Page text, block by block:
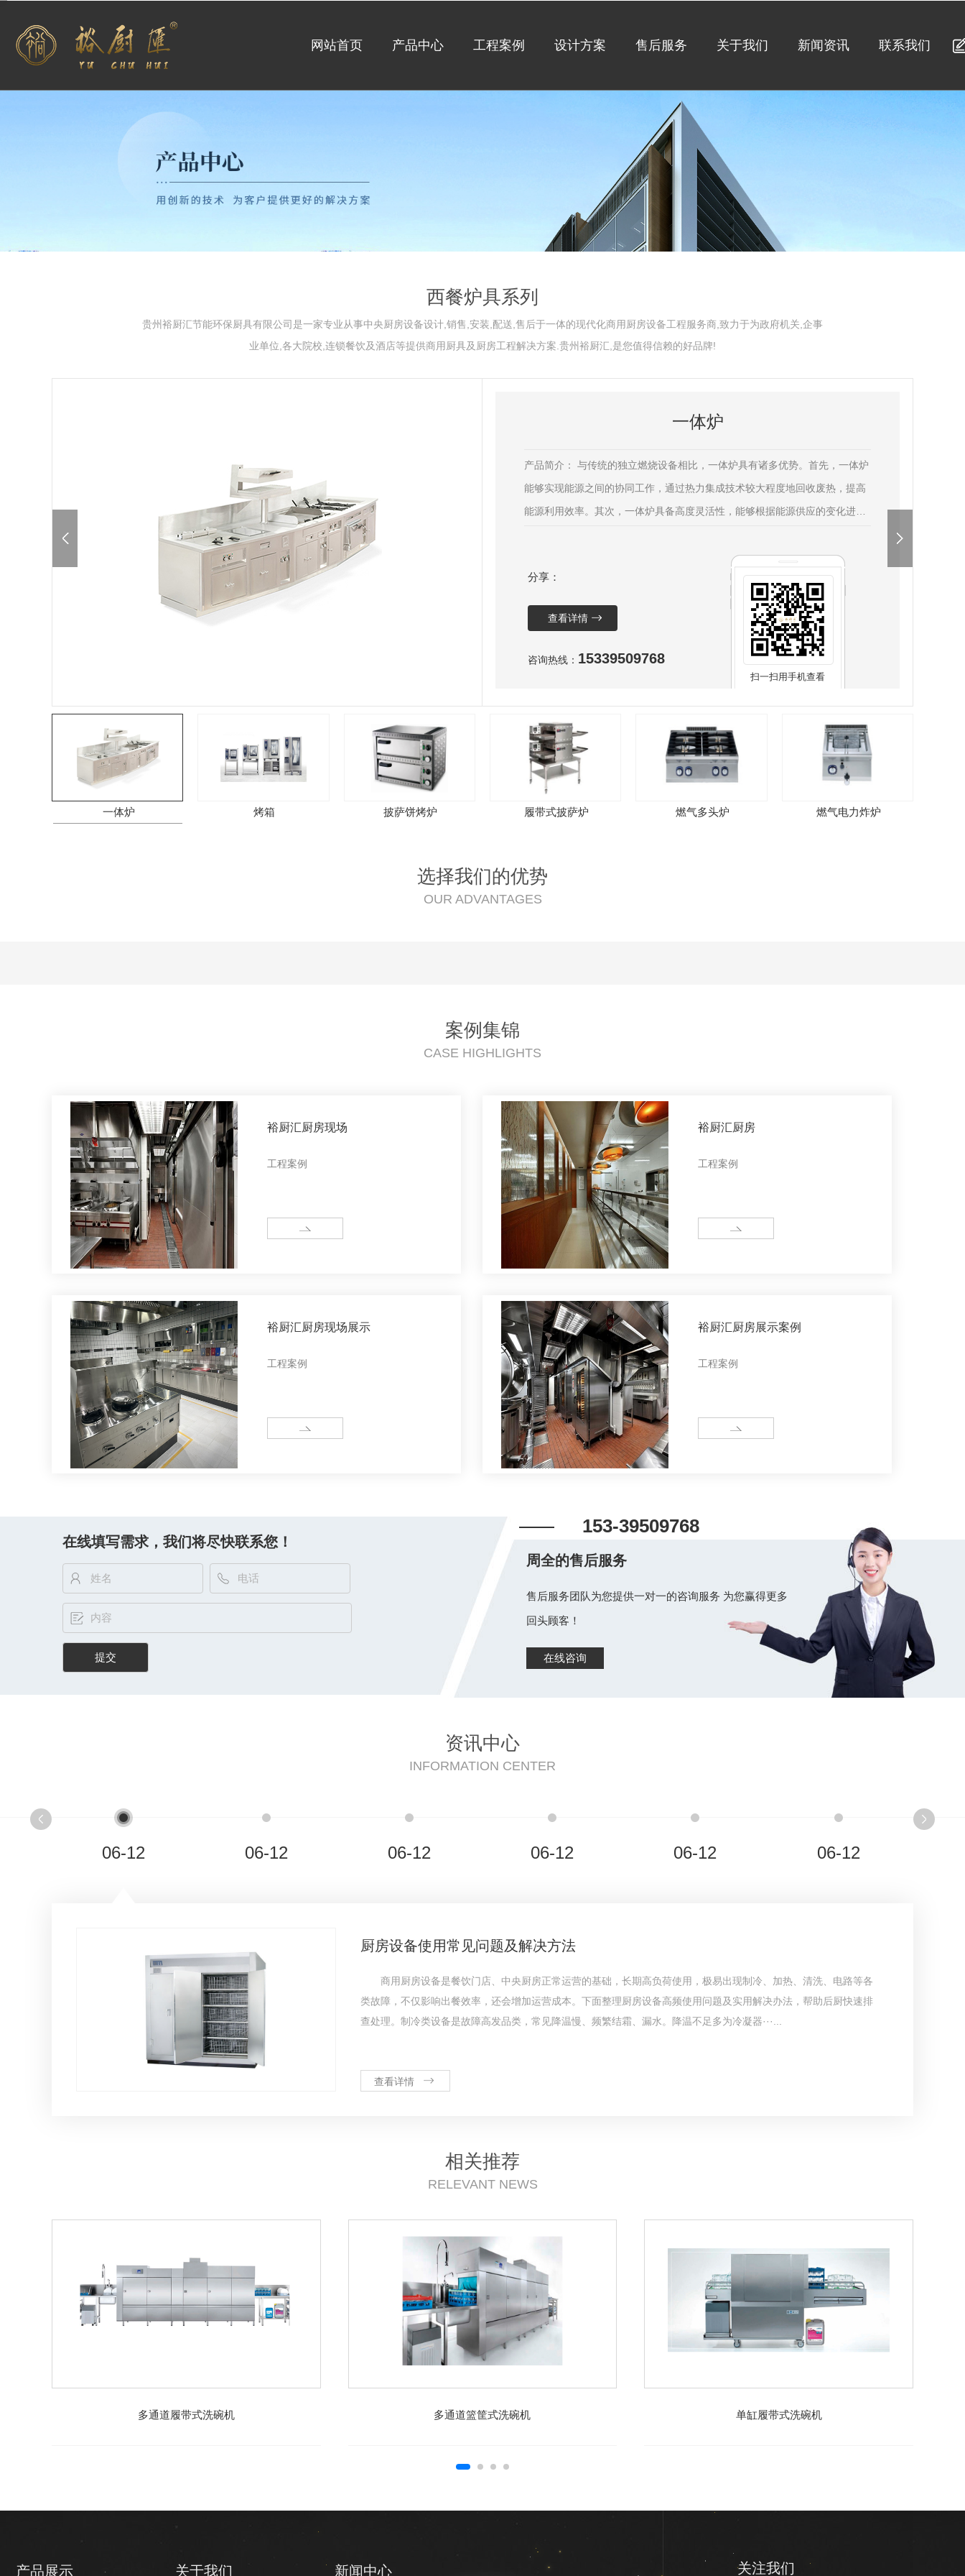
网站首页 产品中心 工程案例 设计方案 售后服务 关于我们 新闻资讯 联系我们
西餐炉具系列
贵州裕厨汇节能环保厨具有限公司是一家专业从事中央厨房设备设计,销售,安装,配送,售后于一体的现代化商用厨房设备工程服务商,致力于为政府机关,企事
业单位,各大院校,连锁餐饮及酒店等提供商用厨具及厨房工程解决方案.贵州裕厨汇,是您值得信赖的好品牌!
一体炉
产品简介： 与传统的独立燃烧设备相比，一体炉具有诸多优势。首先，一体炉
能够实现能源之间的协同工作，通过热力集成技术较大程度地回收废热，提高
能源利用效率。其次，一体炉具备高度灵活性，能够根据能源供应的变化进行
用，简化设备结构，降 低建设和运营成本，为能源行业带来更多的···...
分享：
查看详情
咨询热线： 15339509768
扫一扫用手机查看
一体炉 烤箱 披萨饼烤炉 履带式披萨炉 燃气多头炉 燃气电力炸炉
选择我们的优势
OUR ADVANTAGES
案例集锦
CASE HIGHLIGHTS
裕厨汇厨房现场
工程案例
MORE
裕厨汇厨房
工程案例
MORE
裕厨汇厨房现场展示
工程案例
MORE
裕厨汇厨房展示案例
工程案例
MORE
在线填写需求，我们将尽快联系您！
153-39509768
周全的售后服务
售后服务团队为您提供一对一的咨询服务 为您赢得更多
回头顾客！
在线咨询
资讯中心
INFORMATION CENTER
06-12 06-12 06-12 06-12 06-12 06-12
厨房设备使用常见问题及解决方法
商用厨房设备是餐饮门店、中央厨房正常运营的基础，长期高负荷使用，极易出现制冷、加热、清洗、电路等各
类故障，不仅影响出餐效率，还会增加运营成本。下面整理厨房设备高频使用问题及实用解决办法，帮助后厨快速排
查处理。制冷类设备是故障高发品类，常见降温慢、频繁结霜、漏水。降温不足多为冷凝器···...
查看详情
相关推荐
RELEVANT NEWS
多通道履带式洗碗机 多通道篮筐式洗碗机 单缸履带式洗碗机
产品展示 关于我们 新闻中心 关注我们